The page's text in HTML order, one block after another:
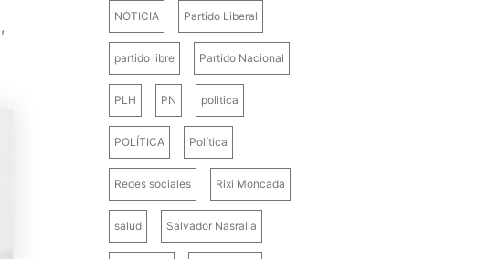
,
NOTICIA Partido Liberal
partido libre Partido Nacional
PLH PN politica
POLÍTICA Política
Redes sociales Rixi Moncada
salud Salvador Nasralla